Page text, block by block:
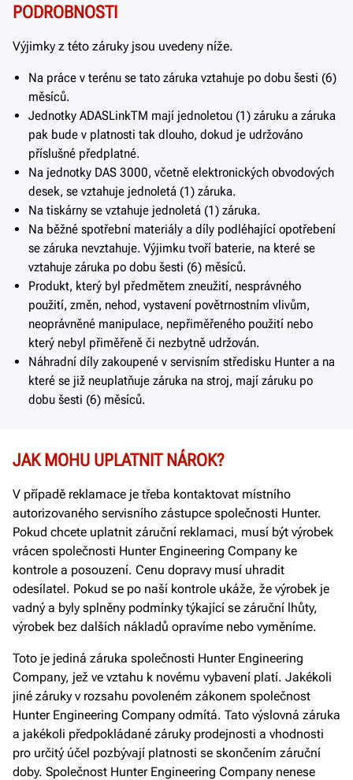
PODROBNOSTI
Výjimky z této záruky jsou uvedeny níže.
Na práce v terénu se tato záruka vztahuje po dobu šesti (6)
měsíců.
Jednotky ADASLinkTM mají jednoletou (1) záruku a záruka
pak bude v platnosti tak dlouho, dokud je udržováno
příslušné předplatné.
Na jednotky DAS 3000, včetně elektronických obvodových
desek, se vztahuje jednoletá (1) záruka.
Na tiskárny se vztahuje jednoletá (1) záruka.
Na běžné spotřební materiály a díly podléhající opotřebení
se záruka nevztahuje. Výjimku tvoří baterie, na které se
vztahuje záruka po dobu šesti (6) měsíců.
Produkt, který byl předmětem zneužití, nesprávného
použití, změn, nehod, vystavení povětrnostním vlivům,
neoprávněné manipulace, nepřiměřeného použití nebo
který nebyl přiměřeně či nezbytně udržován.
Náhradní díly zakoupené v servisním středisku Hunter a na
které se již neuplatňuje záruka na stroj, mají záruku po
dobu šesti (6) měsíců.
JAK MOHU UPLATNIT NÁROK?
V případě reklamace je třeba kontaktovat místního
autorizovaného servisního zástupce společnosti Hunter.
Pokud chcete uplatnit záruční reklamaci, musí být výrobek
vrácen společnosti Hunter Engineering Company ke
kontrole a posouzení. Cenu dopravy musí uhradit
odesílatel. Pokud se po naší kontrole ukáže, že výrobek je
vadný a byly splněny podmínky týkající se záruční lhůty,
výrobek bez dalších nákladů opravíme nebo vyměníme.
Toto je jediná záruka společnosti Hunter Engineering
Company, jež ve vztahu k novému vybavení platí. Jakékoli
jiné záruky v rozsahu povoleném zákonem společnost
Hunter Engineering Company odmítá. Tato výslovná záruka
a jakékoli předpokládané záruky prodejnosti a vhodnosti
pro určitý účel pozbývají platnosti se skončením záruční
doby. Společnost Hunter Engineering Company nenese